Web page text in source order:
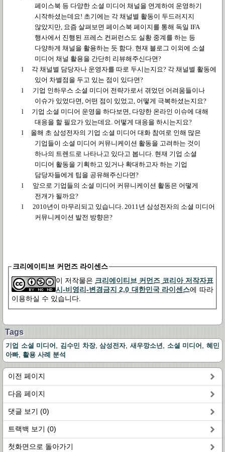
페이스북 등 다양한 소셜 미디어 채널을 연계하여 운영하기
시작하셨는데요! 초기에는 각 채널별 활동이 두드러지지
않았지만, 요즘 살펴보면 페이스북 페이지를 통해 독일 IFA
행사에서 진행된 프레스 컨퍼런스도 실황 중계를 하는 등
다양하게 채널을 활용하는 듯 함다. 현재 블로그 이외에 소셜
미디어 채널 활용을 간단히 리뷰해주신다면?
l
각 채널별 담당자나 운영자를 따로 두시는지요? 각 채널별 활동에
있어 차별점을 두고 있는 점이 있다면?
l
기업 인하우스 소셜 미디어 전략가로서 겪었던 어려움들이나
이슈가 있었다면, 어떤 점이 있었고, 어떻게 극복하셨는지요?
l
기업 소셜 미디어 운영을 하다보면, 다양한 온라인 이슈에 대해
대응을 할 필요가 있는데요. 어떻게 대응을 하시는지요?
l
올해 초 삼성전자의 기업 소셜 미디어 대화 참여로 인해 많은
기업들이 소셜 미디어 커뮤니케이션 활동을 고려하는 것이
하나의 트렌드로 나타나고 있다고 봅니다. 현재 기업 소셜
미디어 활동을 기획하고 있거나 확대하고자 하는 기업
담당자들에게 팁을 공유해주신다면?
l
앞으로 기업들의 소셜 미디어 커뮤니케이션 활동은 어떻게
전개가 될까요?
l
2010년이 마무리되고 있습니다. 2011년 삼성전자의 소셜 미디어
커뮤니케이션 발전 방향은?
크리에이티브 커먼즈 라이센스
이 저작물은 크리에이티브 커먼즈 코리아 저작자표
시-비영리-변경금지 2.0 대한민국 라이센스에 따라
이용하실 수 있습니다.
Tags
기업 소셜 미디어 김수민 차장,삼성전자,새우깡소년 소셜 미디어 ,혜민
아빠, 활용 사례 분석
이전 페이지
다음 페이지
댓글 보기 (0)
트랙백 보기 (0)
첫화면으로 돌아가기